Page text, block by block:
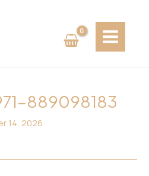
MENU
889098183
14, 2026